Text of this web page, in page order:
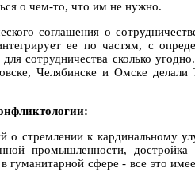
о чем-то, что им не нужно.
соглашения о
ее по частям, с
сотрудничества сколько
Челябинске и Омске делали
о стремлении к кардинальному
промышленности, достройка
сфере - все это